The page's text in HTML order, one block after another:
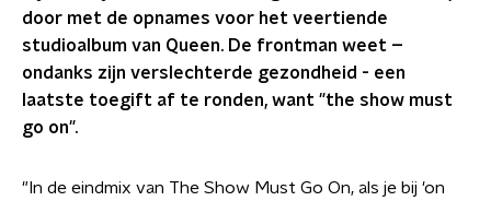
door met de opnames voor het veertiende
studioalbum van Queen. De frontman weet –
ondanks zijn verslechterde gezondheid - een
laatste toegift af te ronden, want "the show must
go on".
"In de eindmix van The Show Must Go On, als je bij 'on